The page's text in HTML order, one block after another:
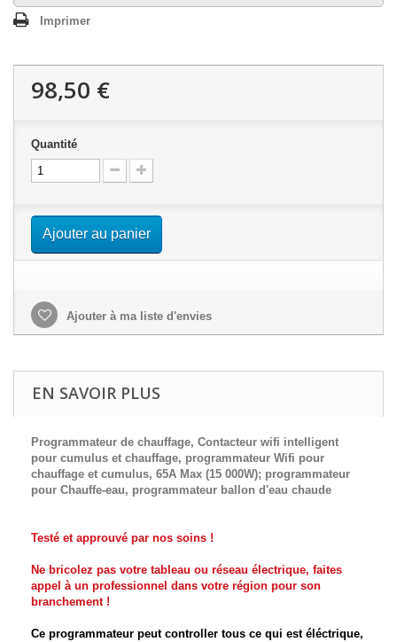
Imprimer
98,50 €
Quantité
Ajouter au panier
Ajouter à ma liste d'envies
EN SAVOIR PLUS
Programmateur de chauffage, Contacteur wifi intelligent
pour cumulus et chauffage, programmateur Wifi pour
chauffage et cumulus, 65A Max (15 000W); programmateur
pour Chauffe-eau, programmateur ballon d'eau chaude
Testé et approuvé par nos soins !
Ne bricolez pas votre tableau ou réseau électrique, faites
appel à un professionnel dans votre région pour son
branchement !
Ce programmateur peut controller tous ce qui est éléctrique,